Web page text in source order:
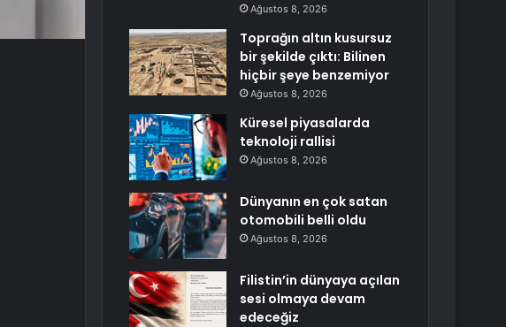
Ağustos 8, 2026
Toprağın altın kusursuz
bir şekilde çıktı: Bilinen
hiçbir şeye benzemiyor
Ağustos 8, 2026
Küresel piyasalarda
teknoloji rallisi
Ağustos 8, 2026
Dünyanın en çok satan
otomobili belli oldu
Ağustos 8, 2026
Filistin’in dünyaya açılan
sesi olmaya devam
edeceğiz